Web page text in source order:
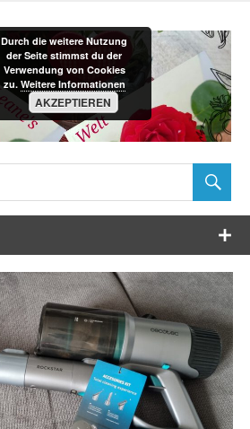
Leane´s-
Welt
Durch die weitere Nutzung
der Seite stimmst du der
Verwendung von Cookies
zu. Weitere Informationen
AKZEPTIEREN